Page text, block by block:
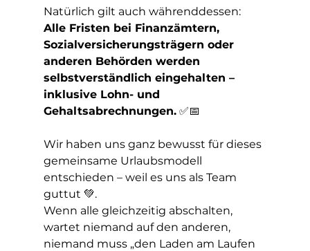
Natürlich gilt auch währenddessen:
Alle Fristen bei Finanzämtern,
Sozialversicherungsträgern oder
anderen Behörden werden
selbstverständlich eingehalten –
inklusive Lohn- und
Gehaltsabrechnungen. ✅📅
Wir haben uns ganz bewusst für dieses
gemeinsame Urlaubsmodell
entschieden – weil es uns als Team
guttut 💚.
Wenn alle gleichzeitig abschalten,
wartet niemand auf den anderen,
niemand muss „den Laden am Laufen